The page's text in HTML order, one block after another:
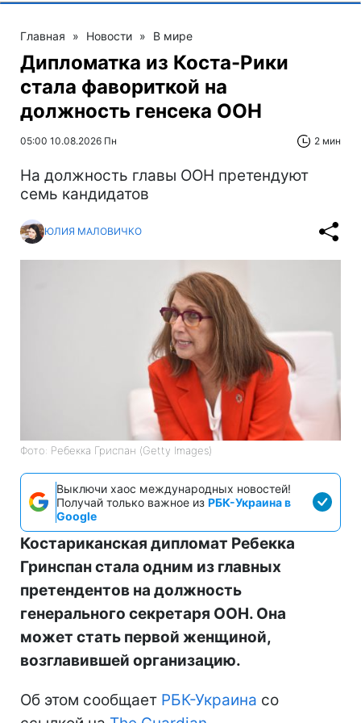
Главная » Новости » В мире
Дипломатка из Коста-Рики
стала фавориткой на
должность генсека ООН
05:00 10.08.2026 Пн 2 мин
На должность главы ООН претендуют
семь кандидатов
ЮЛИЯ МАЛОВИЧКО
Фото: Ребекка Гриспан (Getty Images)
Выключи хаос международных новостей!
Получай только важное из РБК-Украина в
Google
Костариканская дипломат Ребекка
Гринспан стала одним из главных
претендентов на должность
генерального секретаря ООН. Она
может стать первой женщиной,
возглавившей организацию.
Об этом сообщает РБК-Украина со